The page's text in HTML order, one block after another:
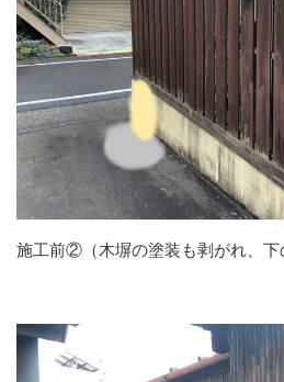
施工前②（木塀の塗装も剥がれ、下